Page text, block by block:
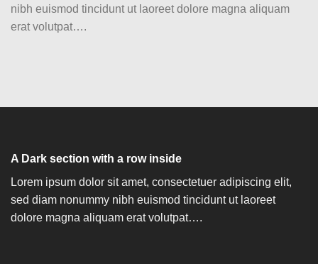
nibh euismod tincidunt ut laoreet dolore magna aliquam
erat volutpat….
A Dark section with a row inside
Lorem ipsum dolor sit amet, consectetuer adipiscing elit,
sed diam nonummy nibh euismod tincidunt ut laoreet
dolore magna aliquam erat volutpat….